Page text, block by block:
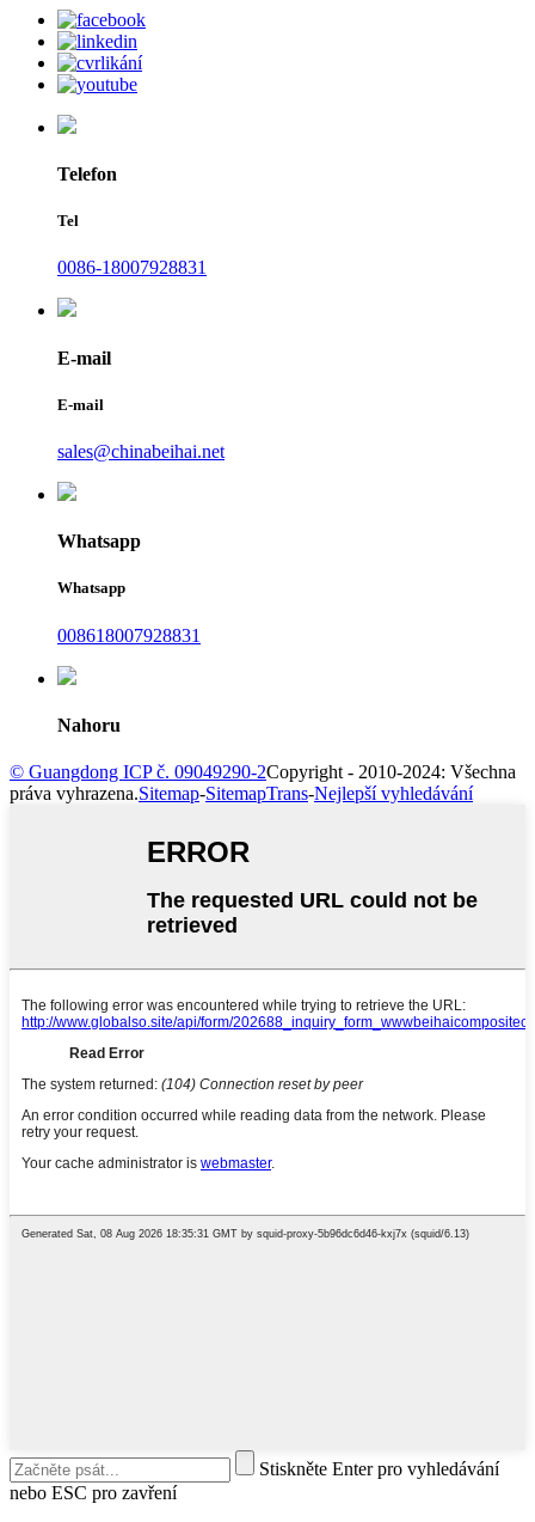
Telefon
Tel
0086-18007928831
E-mail
E-mail
sales@chinabeihai.net
Whatsapp
Whatsapp
008618007928831
Nahoru
© Guangdong ICP č. 09049290-2Copyright - 2010-2024: Všechna
práva vyhrazena.Sitemap-SitemapTrans-Nejlepší vyhledávání
Stiskněte Enter pro vyhledávání
nebo ESC pro zavření